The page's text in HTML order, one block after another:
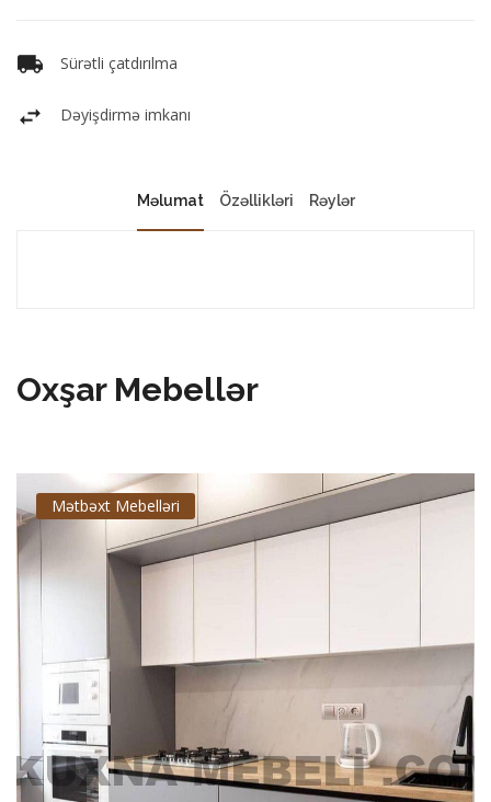
Sürətli çatdırılma
Dəyişdirmə imkanı
Məlumat Özəllikləri Rəylər
Oxşar Mebellər
Mətbəxt Mebelləri